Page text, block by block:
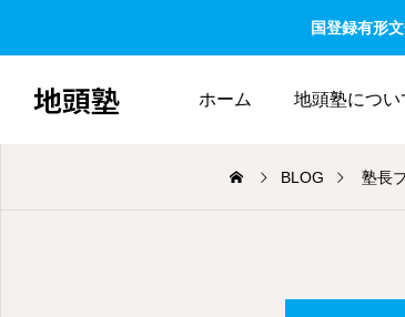
国登録有形
地頭塾 ホーム 地頭塾につい
BLOG 塾長